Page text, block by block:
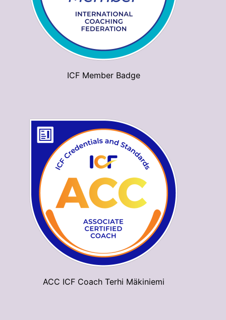
ICF Member Badge
ACC ICF Coach Terhi Mäkiniemi